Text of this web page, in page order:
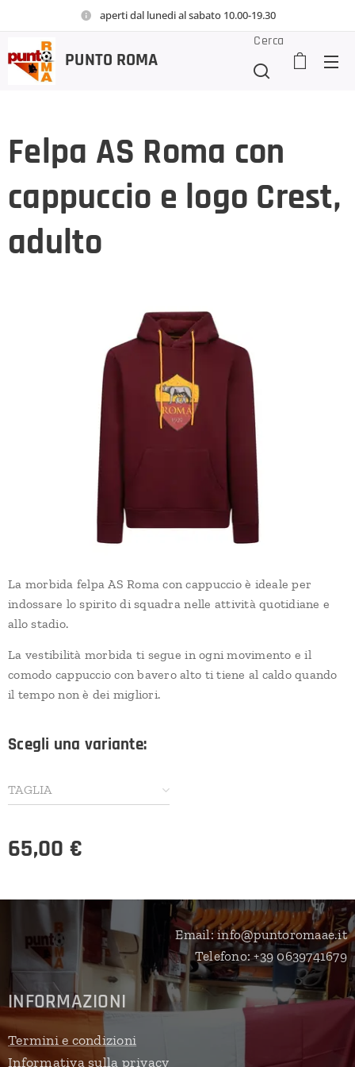
aperti dal lunedi al sabato 10.00-19.30
PUNTO ROMA
Cerca
Felpa AS Roma con
cappuccio e logo Crest,
adulto
La morbida felpa AS Roma con cappuccio è ideale per
indossare lo spirito di squadra nelle attività quotidiane e
allo stadio.
La vestibilità morbida ti segue in ogni movimento e il
comodo cappuccio con bavero alto ti tiene al caldo quando
il tempo non è dei migliori.
Scegli una variante:
TAGLIA
65,00 €
Email: info@puntoromaae.it
Telefono: +39 0639741679
INFORMAZIONI
Termini e condizioni
Informativa sulla privacy